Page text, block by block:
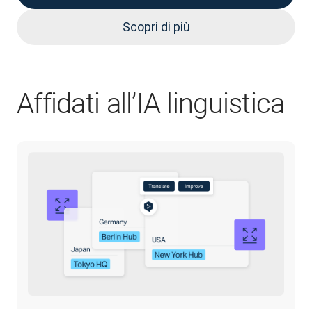
Scopri di più
Affidati all’IA linguistica